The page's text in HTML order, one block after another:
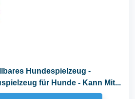
Hundespielzeug -
für Hunde - Kann Mit...